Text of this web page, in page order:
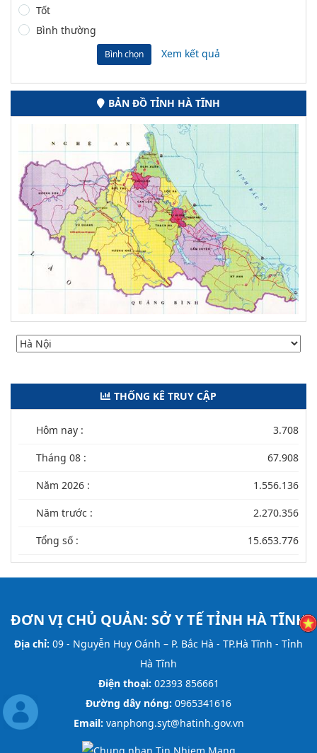
Tốt
Bình thường
Bình chọn Xem kết quả
BẢN ĐỒ TỈNH HÀ TĨNH
THỐNG KÊ TRUY CẬP
Hôm nay : 3.708
Tháng 08 : 67.908
Năm 2026 : 1.556.136
Năm trước : 2.270.356
Tổng số : 15.653.776
ĐƠN VỊ CHỦ QUẢN: SỞ Y TẾ TỈNH HÀ TĨNH
Địa chỉ: 09 - Nguyễn Huy Oánh – P. Bắc Hà - TP.Hà Tĩnh - Tỉnh
Hà Tĩnh
Điện thoại: 02393 856661
Đường dây nóng: 0965341616
Email: vanphong.syt@hatinh.gov.vn